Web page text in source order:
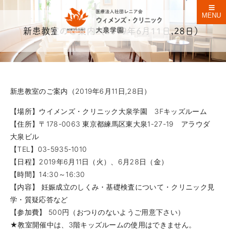
MENU
新患教室のご案内（2019年6月11日,28日）
新患教室のご案内（2019年6月11日,28日）
【場所】ウイメンズ・クリニック大泉学園 3Fキッズルーム
【住所】〒178-0063 東京都練馬区東大泉1-27-19 アラウダ
大泉ビル
【TEL】03-5935-1010
【日程】2019年6月11日（火）、6月28日（金）
【時間】14:30～16:30
【内容】 妊娠成立のしくみ・基礎検査について・クリニック見
学・質疑応答など
【参加費】 500円（おつりのないようご用意下さい）
★教室開催中は、3階キッズルームの使用はできません。